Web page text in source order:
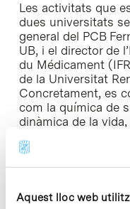
Aquest lloc web
Les activitats que
dues universitats
general del PCB
UB, i el director de
du Médicament
de la Universitat
Concretament, es
com la química de
dinàmica de la
El simposi celebrat
investigadors del